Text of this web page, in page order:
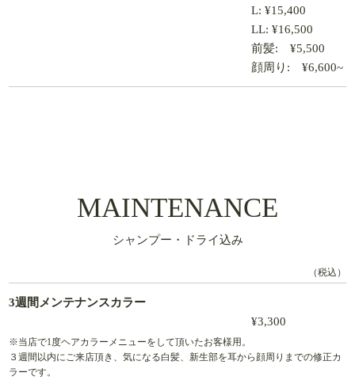
L: ¥15,400
LL: ¥16,500
前髪: ¥5,500
顔周り: ¥6,600~
MAINTENANCE
シャンプー・ドライ込み
（税込）
3週間メンテナンスカラー
¥3,300
※当店で1度ヘアカラーメニューをして頂いたお客様用。
３週間以内にご来店頂き、気になる白髪、新生部を耳から顔周りまでの修正カ
ラーです。